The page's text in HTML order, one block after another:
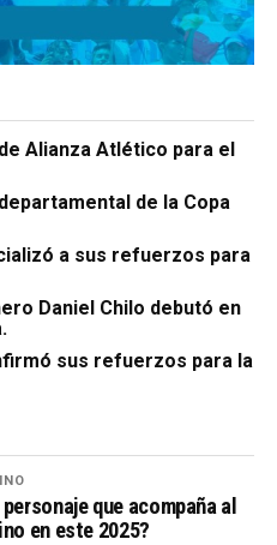
Alianza Atlético para el
de la Copa
a sus refuerzos para
Daniel Chilo debutó en
sus refuerzos para la
que acompaña al
en este 2025?